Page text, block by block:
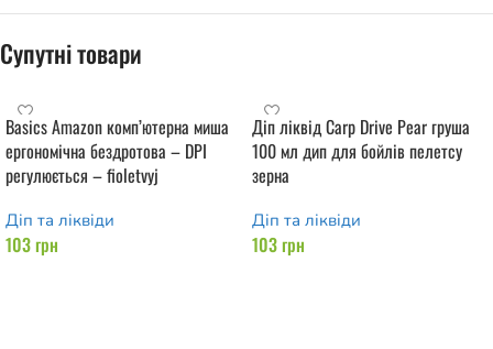
Супутні товари
Basics Amazon комп’ютерна миша
ергономічна бездротова – DPI
регулюється – fioletvyj
Діп та ліквіди
103грн
Діп ліквід Carp Drive Pear груша
100 мл дип для бойлів пелетсу
зерна
Діп та ліквіди
103грн